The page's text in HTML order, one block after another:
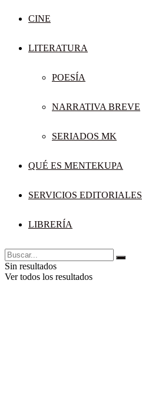
CINE
LITERATURA
POESÍA
NARRATIVA BREVE
SERIADOS MK
QUÉ ES MENTEKUPA
SERVICIOS EDITORIALES
LIBRERÍA
Sin resultados
Ver todos los resultados